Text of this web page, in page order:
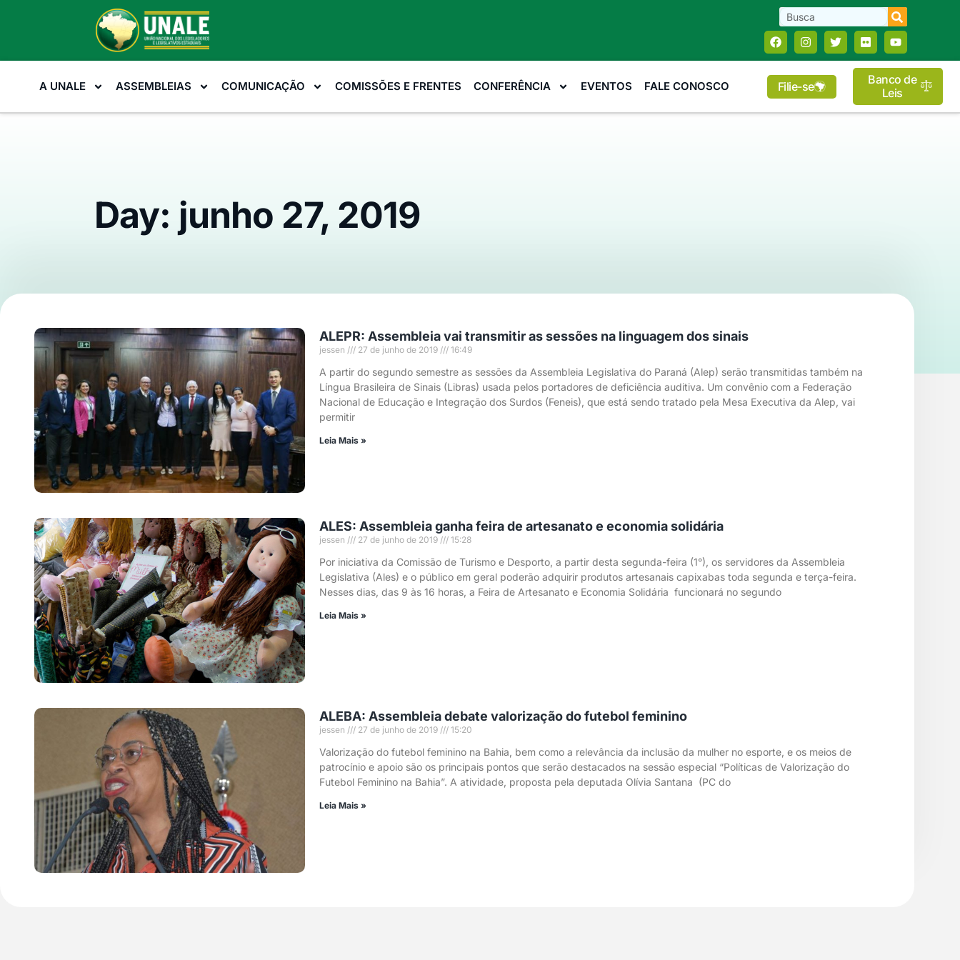
A UNALE ASSEMBLEIAS COMUNICAÇÃO COMISSÕES E FRENTES CONFERÊNCIA EVENTOS FALE CONOSCO Filie-se
Banco de
Leis
Day: junho 27, 2019
ALEPR: Assembleia vai transmitir as sessões na linguagem dos sinais
jessen 27 de junho de 2019 16:49
A partir do segundo semestre as sessões da Assembleia Legislativa do Paraná (Alep) serão transmitidas também na
Língua Brasileira de Sinais (Libras) usada pelos portadores de deficiência auditiva. Um convênio com a Federação
Nacional de Educação e Integração dos Surdos (Feneis), que está sendo tratado pela Mesa Executiva da Alep, vai
permitir
Leia Mais »
ALES: Assembleia ganha feira de artesanato e economia solidária
jessen 27 de junho de 2019 15:28
Por iniciativa da Comissão de Turismo e Desporto, a partir desta segunda-feira (1°), os servidores da Assembleia
Legislativa (Ales) e o público em geral poderão adquirir produtos artesanais capixabas toda segunda e terça-feira.
Nesses dias, das 9 às 16 horas, a Feira de Artesanato e Economia Solidária funcionará no segundo
Leia Mais »
ALEBA: Assembleia debate valorização do futebol feminino
jessen 27 de junho de 2019 15:20
Valorização do futebol feminino na Bahia, bem como a relevância da inclusão da mulher no esporte, e os meios de
patrocínio e apoio são os principais pontos que serão destacados na sessão especial “Políticas de Valorização do
Futebol Feminino na Bahia”. A atividade, proposta pela deputada Olívia Santana (PC do
Leia Mais »